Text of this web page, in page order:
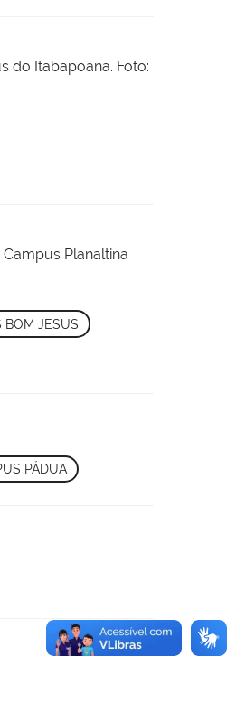
do Itabapoana. Foto:
Planaltina
BOM JESUS
PÁDUA